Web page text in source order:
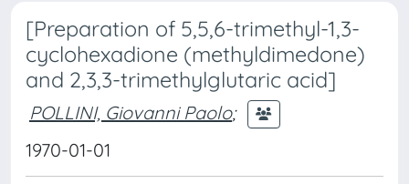
[Preparation of 5,5,6-trimethyl-1,3-
cyclohexadione (methyldimedone)
and 2,3,3-trimethylglutaric acid]
POLLINI, Giovanni Paolo;
1970-01-01